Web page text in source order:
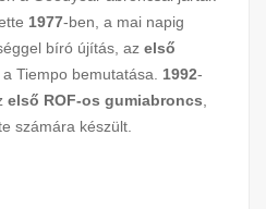
1977-ben, a mai napig
bíró újítás, az első
a Tiempo bemutatása. 1992-
első ROF-os gumiabroncs,
számára készült.